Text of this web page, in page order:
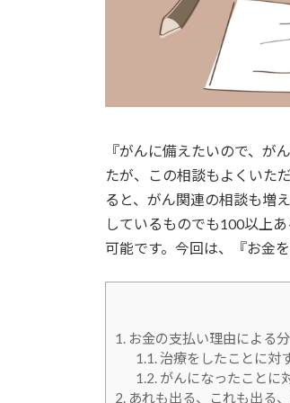
『がんに備えたいので、が
たが、この相談もよくいた
ると、がん関連の相談も増
しているものでも100以上
可能です。今回は、『お金
1. お金の支払い理由による
1.1.治療をしたことに対
1.2.がんになったことに
2. あれも出る、これも出る